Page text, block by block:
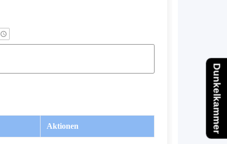
Dunkelkammer
Aktionen